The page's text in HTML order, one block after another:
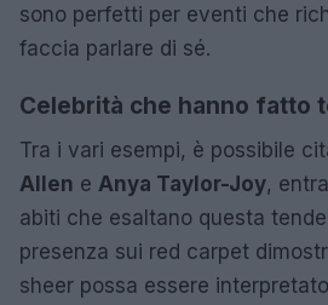
sono perfetti per eventi che
faccia parlare di sé.
Celebrità che hanno fatto
Tra i vari esempi, è possibile
Allen e Anya Taylor-Joy,
abiti che esaltano questa
presenza sui red carpet
sheer possa essere